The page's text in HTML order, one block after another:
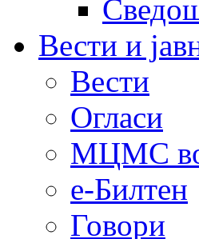
Вести и
Вести
Огласи
МЦМС во
е-Билтен
Говори